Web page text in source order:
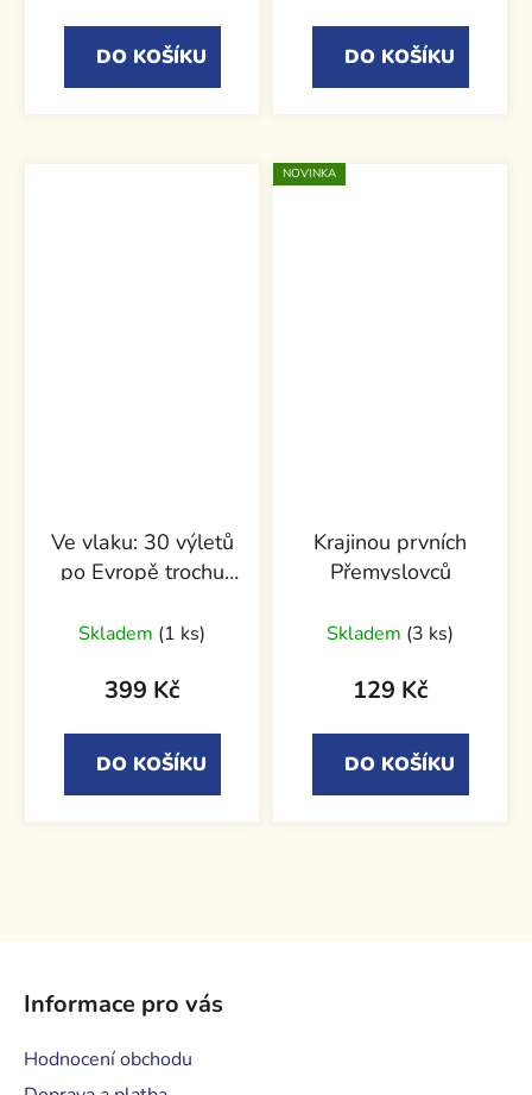
DO KOŠÍKU DO KOŠÍKU
Ve vlaku: 30 výletů
po Evropě trochu
Skladem (1 ks)
399 Kč
DO KOŠÍKU
NOVINKA
Krajinou prvních
Přemyslovců
Skladem (3 ks)
129 Kč
DO KOŠÍKU
Informace pro vás
Hodnocení obchodu